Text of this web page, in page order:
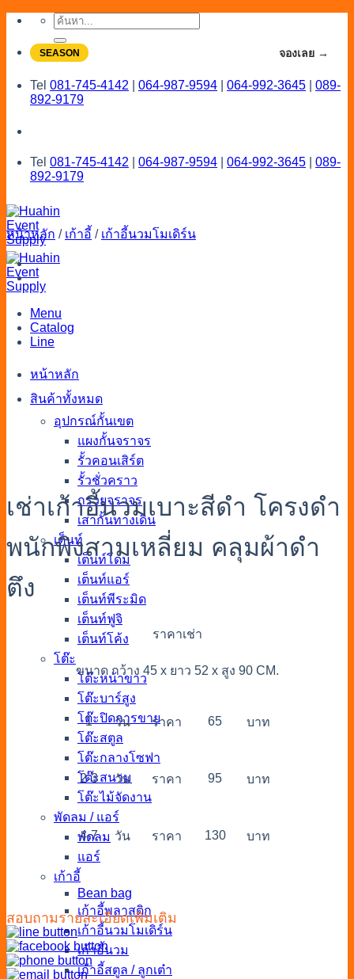
Skip
content
ค้นหา:
SEASON จองเลย →
Tel 081-745-4142 064-987-9594 064-992-3645
089-
892-9179
Tel 081-745-4142 064-987-9594 064-992-3645
089-
892-9179
Menu
Catalog
Line
หน้าหลัก
สินค้าทั้งหมด
อุปกรณ์กั้นเขต
แผงกั้นจราจร
รั้วคอนเสิร์ต
รั้วชั่วคราว
กรวยจราจร
เสากั้นทางเดิน
เต็นท์
เต็นท์โดม
เต็นท์แอร์
เต็นท์พีระมิด
เต็นท์ฟูจิ
เต็นท์โค้ง
โต๊ะ
โต๊ะหน้าขาว
โต๊ะบาร์สูง
โต๊ะปิดการขาย
โต๊ะสตูล
โต๊ะกลางโซฟา
โต๊ะสนาม
โต๊ะไม้จัดงาน
พัดลม / แอร์
พัดลม
แอร์
เก้าอี้
Bean bag
เก้าอี้พลาสติก
เก้าอี้นวมโมเดิร์น
เก้าอี้นวม
เก้าอี้สตูล / ลูกเต๋า
หน้าหลัก / เก้าอี้ / เก้าอี้นวมโมเดิร์น
เช่าเก้าอี้นวมเบาะสีดำ โครงดำ
พนักพิงสามเหลี่ยม คลุมผ้าดำ
ตึง
ราคาเช่า
ขนาด กว้าง 45 x ยาว 52 x สูง 90 CM.
1 วัน ราคา 65 บาท
2-3 วัน ราคา 95 บาท
4-7 วัน ราคา 130 บาท
สอบถามรายละเอียดเพิ่มเติม